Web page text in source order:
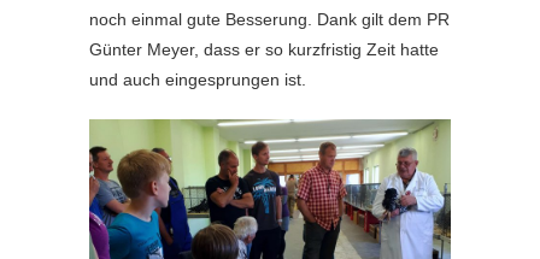
noch einmal gute Besserung. Dank gilt dem PR
Günter Meyer, dass er so kurzfristig Zeit hatte
und auch eingesprungen ist.